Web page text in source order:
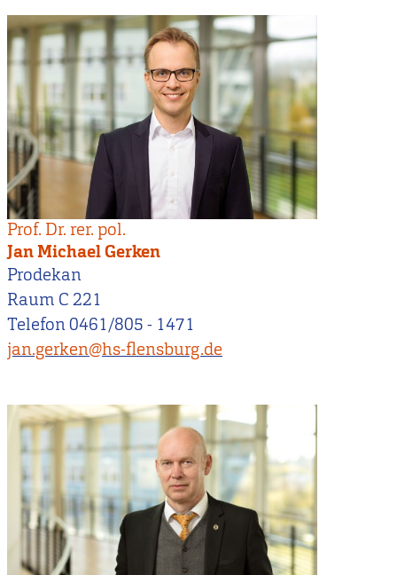
Prof. Dr. rer. pol.
Jan Michael Gerken
Prodekan
Raum C 221
Telefon 0461/805 - 1471
jan.gerken@hs-flensburg.de